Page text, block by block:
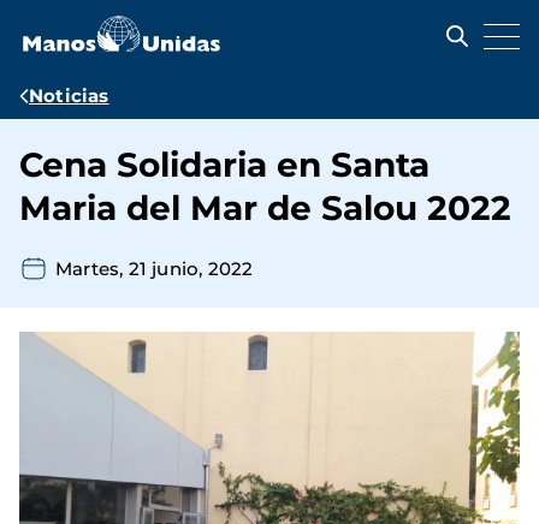
contenido
Ruta
navegación
Noticias
Cena Solidaria en Santa
Maria del Mar de Salou 2022
Martes, 21 junio, 2022